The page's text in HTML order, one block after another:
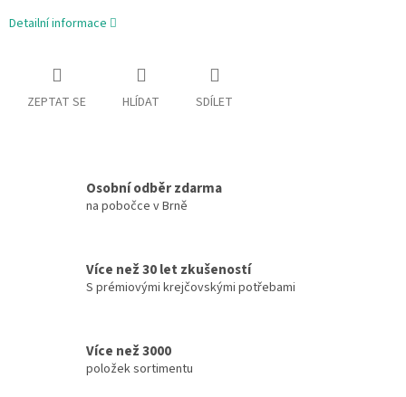
Detailní informace
ZEPTAT SE HLÍDAT SDÍLET
Osobní odběr zdarma
na pobočce v Brně
Více než 30 let zkušeností
S prémiovými krejčovskými potřebami
Více než 3000
položek sortimentu